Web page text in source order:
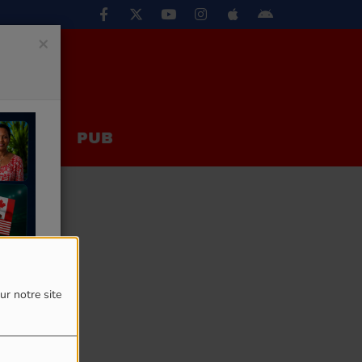
notre site
PUB
×